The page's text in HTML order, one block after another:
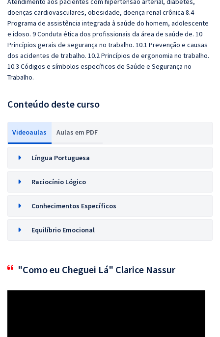
doenças cardiovasculares, obesidade, doença renal crônica 8.4
Programa de assistência integrada à saúde do homem, adolescente
e idoso. 9 Conduta ética dos profissionais da área de saúde de. 10
Princípios gerais de segurança no trabalho. 10.1 Prevenção e causas
dos acidentes de trabalho. 10.2 Princípios de ergonomia no trabalho.
10.3 Códigos e sı́mbolos especı́ficos de Saúde e Segurança no
Trabalho.
Conteúdo deste curso
Videoaulas Aulas em PDF
Língua Portuguesa
Raciocínio Lógico
Conhecimentos Específicos
Equilíbrio Emocional
"Como eu Cheguei Lá" Clarice Nassur